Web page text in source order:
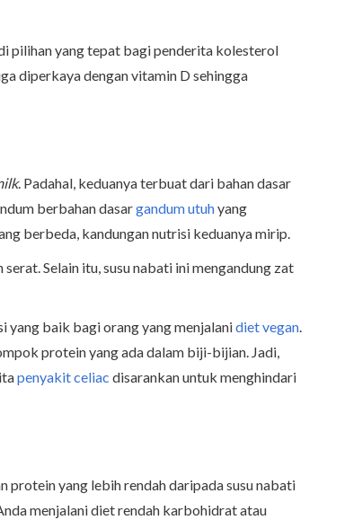
pilihan yang tepat bagi penderita kolesterol
diperkaya dengan vitamin D sehingga
. Padahal, keduanya terbuat dari bahan dasar
berbahan dasargandum utuhyang
berbeda, kandungan nutrisi keduanya mirip.
Selain itu, susu nabati ini mengandung zat
yang baik bagi orang yang menjalanidiet vegan.
protein yang ada dalam biji-bijian. Jadi,
penyakit celiac disarankan untuk menghindari
protein yang lebih rendah daripada susu nabati
menjalani diet rendah karbohidrat atau